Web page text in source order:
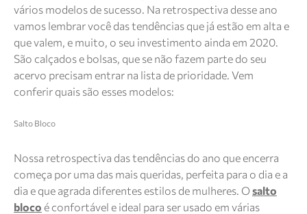
vários modelos de sucesso. Na retrospectiva desse ano
vamos lembrar você das tendências que já estão em alta e
que valem, e muito, o seu investimento ainda em 2020.
São calçados e bolsas, que se não fazem parte do seu
acervo precisam entrar na lista de prioridade. Vem
conferir quais são esses modelos:
Salto Bloco
Nossa retrospectiva das tendências do ano que encerra
começa por uma das mais queridas, perfeita para o dia e a
dia e que agrada diferentes estilos de mulheres. Osalto
bloco é confortável e ideal para ser usado em várias